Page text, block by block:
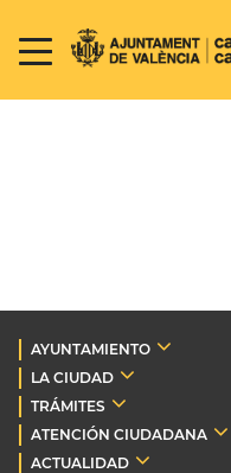
AYUNTAMIENTO
LA CIUDAD
TRÁMITES
ATENCIÓN CIUDADANA
ACTUALIDAD